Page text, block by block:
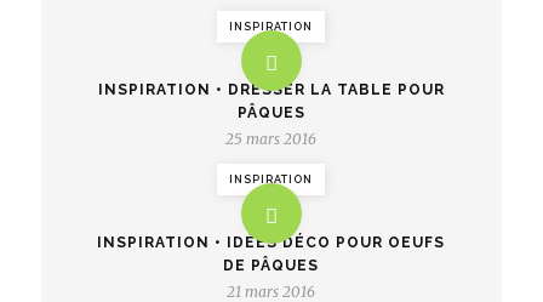
INSPIRATION
INSPIRATION • DRESSER LA TABLE POUR
PÂQUES
25 mars 2016
INSPIRATION
INSPIRATION • IDÉES DÉCO POUR OEUFS
DE PÂQUES
21 mars 2016